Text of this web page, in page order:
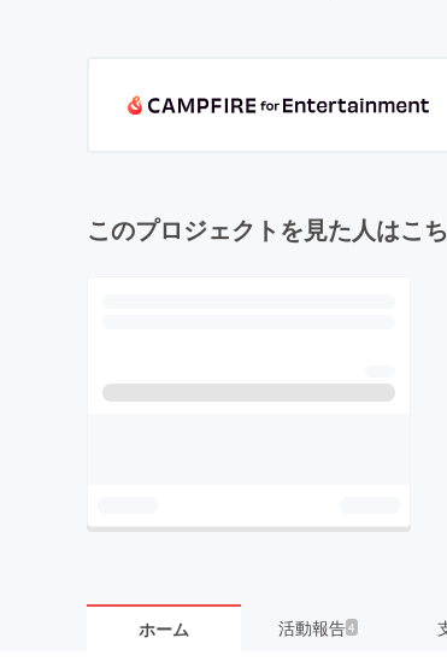
このプロジェクトを見た人はこ
ホーム 活動報告4